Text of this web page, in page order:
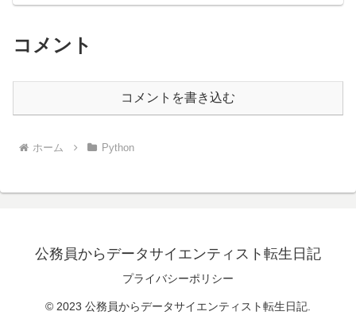
コメント
コメントを書き込む
ホーム Python
公務員からデータサイエンティスト転生日記
プライバシーポリシー
© 2023 公務員からデータサイエンティスト転生日記.